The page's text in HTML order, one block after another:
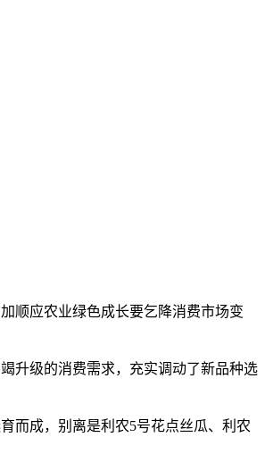
顺应农业绿色成长要乞降消费市场变
升级的消费需求，充实调动了新品种选
而成，别离是利农5号花点丝瓜、利农